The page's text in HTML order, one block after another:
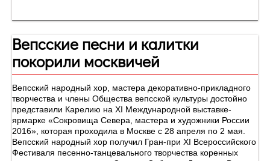
Вепсские песни и калитки
покорили москвичей
Вепсский народный хор, мастера декоративно-прикладного
творчества и члены Общества вепсской культуры достойно
представили Карелию на XI Международной выставке-
ярмарке «Сокровища Севера, мастера и художники России
2016», которая проходила в Москве с 28 апреля по 2 мая.
Вепсский народный хор получил Гран-при XI Всероссийского
Фестиваля песенно-танцевального творчества коренных